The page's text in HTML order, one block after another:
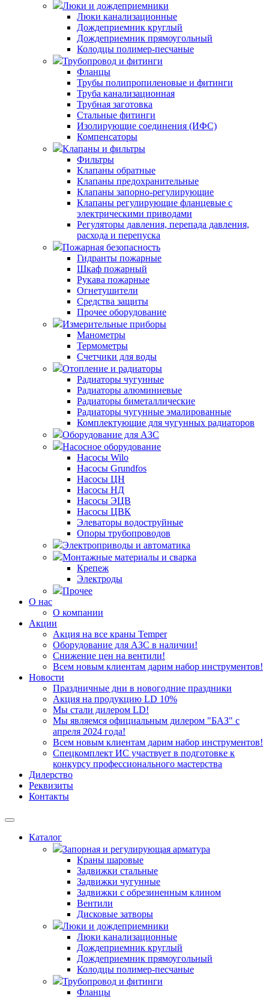
Люки и дождеприемники
Люки канализационные
Дождеприемник круглый
Дождеприемник прямоугольный
Колодцы полимер-песчаные
Трубопровод и фитинги
Фланцы
Трубы полипропиленовые и фитинги
Труба канализационная
Трубная заготовка
Стальные фитинги
Изолирующие соединения (ИФС)
Компенсаторы
Клапаны и фильтры
Фильтры
Клапаны обратные
Клапаны предохранительные
Клапаны запорно-регулирующие
Клапаны регулирующие фланцевые с
электрическими приводами
Регуляторы давления, перепада давления,
расхода и перепуска
Пожарная безопасность
Гидранты пожарные
Шкаф пожарный
Рукава пожарные
Огнетушители
Средства защиты
Прочее оборудование
Измерительные приборы
Манометры
Термометры
Счетчики для воды
Отопление и радиаторы
Радиаторы чугунные
Радиаторы алюминиевые
Радиаторы биметаллические
Радиаторы чугунные эмалированные
Комплектующие для чугунных радиаторов
Оборудование для АЗС
Насосное оборудование
Насосы Wilo
Насосы Grundfos
Насосы ЦН
Насосы НД
Насосы ЭЦВ
Насосы ЦВК
Элеваторы водоструйные
Опоры трубопроводов
Электроприводы и автоматика
Монтажные материалы и сварка
Крепеж
Электроды
Прочее
О нас
О компании
Акции
Акция на все краны Temper
Оборудование для АЗС в наличии!
Снижение цен на вентили!
Всем новым клиентам дарим набор инструментов!
Новости
Праздничные дни в новогодние праздники
Акция на продукцию LD 10%
Мы стали дилером LD!
Мы являемся официальным дилером "БАЗ" с
апреля 2024 года!
Всем новым клиентам дарим набор инструментов!
Спецкомплект ИС участвует в подготовке к
конкурсу профессионального мастерства
Дилерство
Реквизиты
Контакты
Каталог
Запорная и регулирующая арматура
Краны шаровые
Задвижки стальные
Задвижки чугунные
Задвижки с обрезиненным клином
Вентили
Дисковые затворы
Люки и дождеприемники
Люки канализационные
Дождеприемник круглый
Дождеприемник прямоугольный
Колодцы полимер-песчаные
Трубопровод и фитинги
Фланцы